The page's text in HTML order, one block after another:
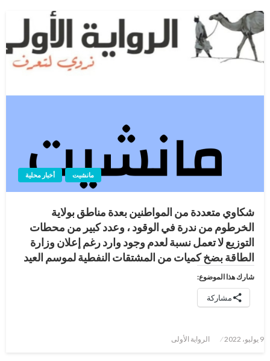
أخبار محلية مانشيت
شكاوي متعددة من المواطنين بعدة مناطق بولاية
الخرطوم من ندرة في الوقود ، وعدد كبير من محطات
التوزيع لا تعمل نسبة لعدم وجود وارد رغم إعلان وزارة
الطاقة بضخ كميات من المشتقات النفطية لموسم العيد
شارك هذا الموضوع:
مشاركة
نُشر
9 يوليو، 2022 الرواية الأولى